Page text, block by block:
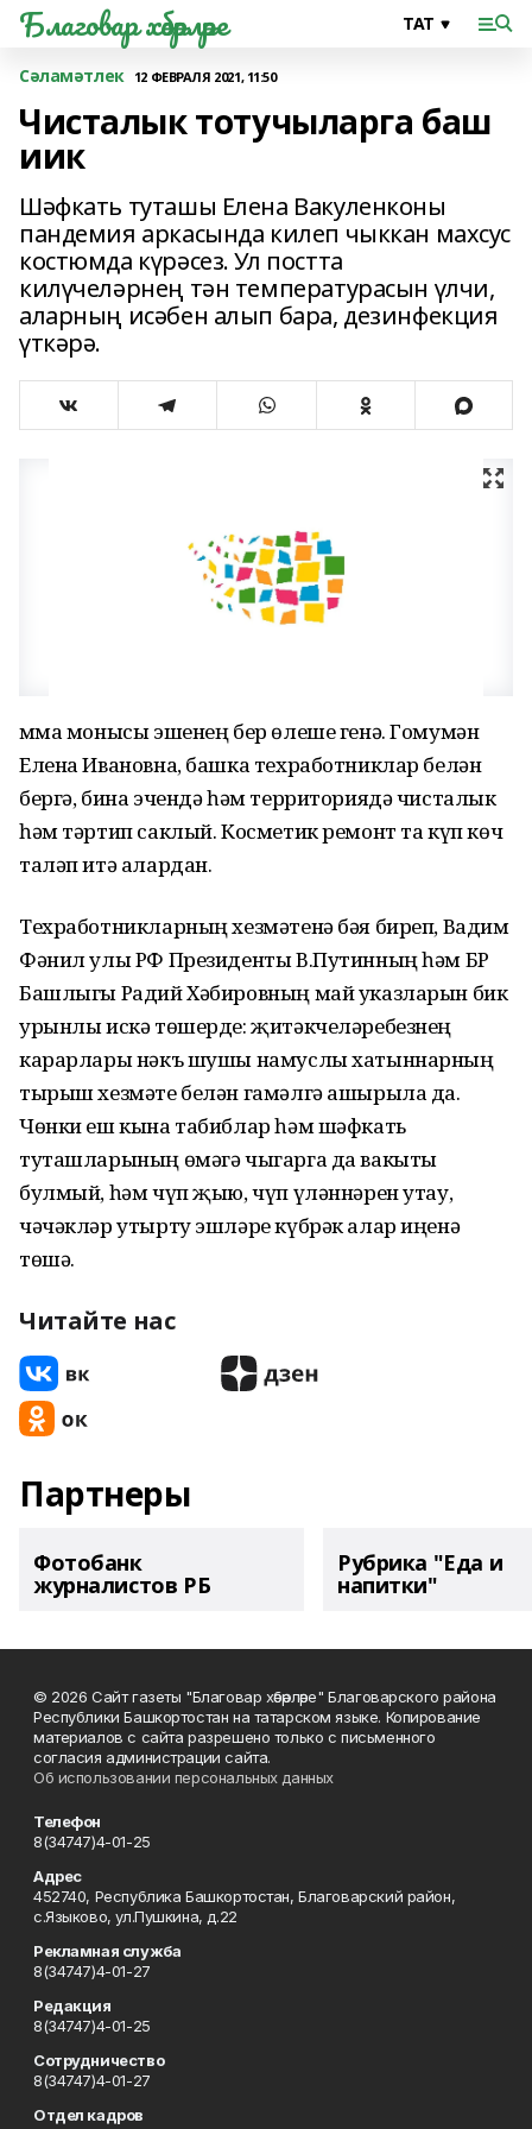
Благовар хәбәрләре
Сәламәтлек 12 ФЕВРАЛЯ 2021, 11:50
Чисталык тотучыларга баш
иик
Шәфкать туташы Елена Вакуленконы
пандемия аркасында килеп чыккан махсус
костюмда күрәсез. Ул постта
килүчеләрнең тән температурасын үлчи,
аларның исәбен алып бара, дезинфекция
үткәрә.
Әмма монысы эшенең бер өлеше генә. Гомумән
Елена Ивановна, башка техработниклар белән
бергә, бина эчендә һәм территориядә чисталык
һәм тәртип саклый. Косметик ремонт та күп көч
таләп итә алардан.
Техработникларның хезмәтенә бәя биреп, Вадим
Фәнил улы РФ Президенты В.Путинның һәм БР
Башлыгы Радий Хәбировның май указларын бик
урынлы искә төшерде: җитәкчеләребезнең
карарлары нәкъ шушы намуслы хатыннарның
тырыш хезмәте белән гамәлгә ашырыла да.
Чөнки еш кына табиблар һәм шәфкать
туташларының өмәгә чыгарга да вакыты
булмый, һәм чүп җыю, чүп үләннәрен утау,
чәчәкләр утырту эшләре күбрәк алар иңенә
төшә.
Читайте нас
Партнеры
Фотобанк
журналистов РБ
Рубрика "Еда и
напитки"
© 2026 Сайт газеты "Благовар хәбәрләре" Благоварского района
Республики Башкортостан на татарском языке. Копирование
материалов с сайта разрешено только с письменного
согласия администрации сайта.
Об использовании персональных данных
Телефон
8(34747)4-01-25
Адрес
452740, Республика Башкортостан, Благоварский район,
с.Языково, ул.Пушкина, д.22
Рекламная служба
8(34747)4-01-27
Редакция
8(34747)4-01-25
Сотрудничество
8(34747)4-01-27
Отдел кадров